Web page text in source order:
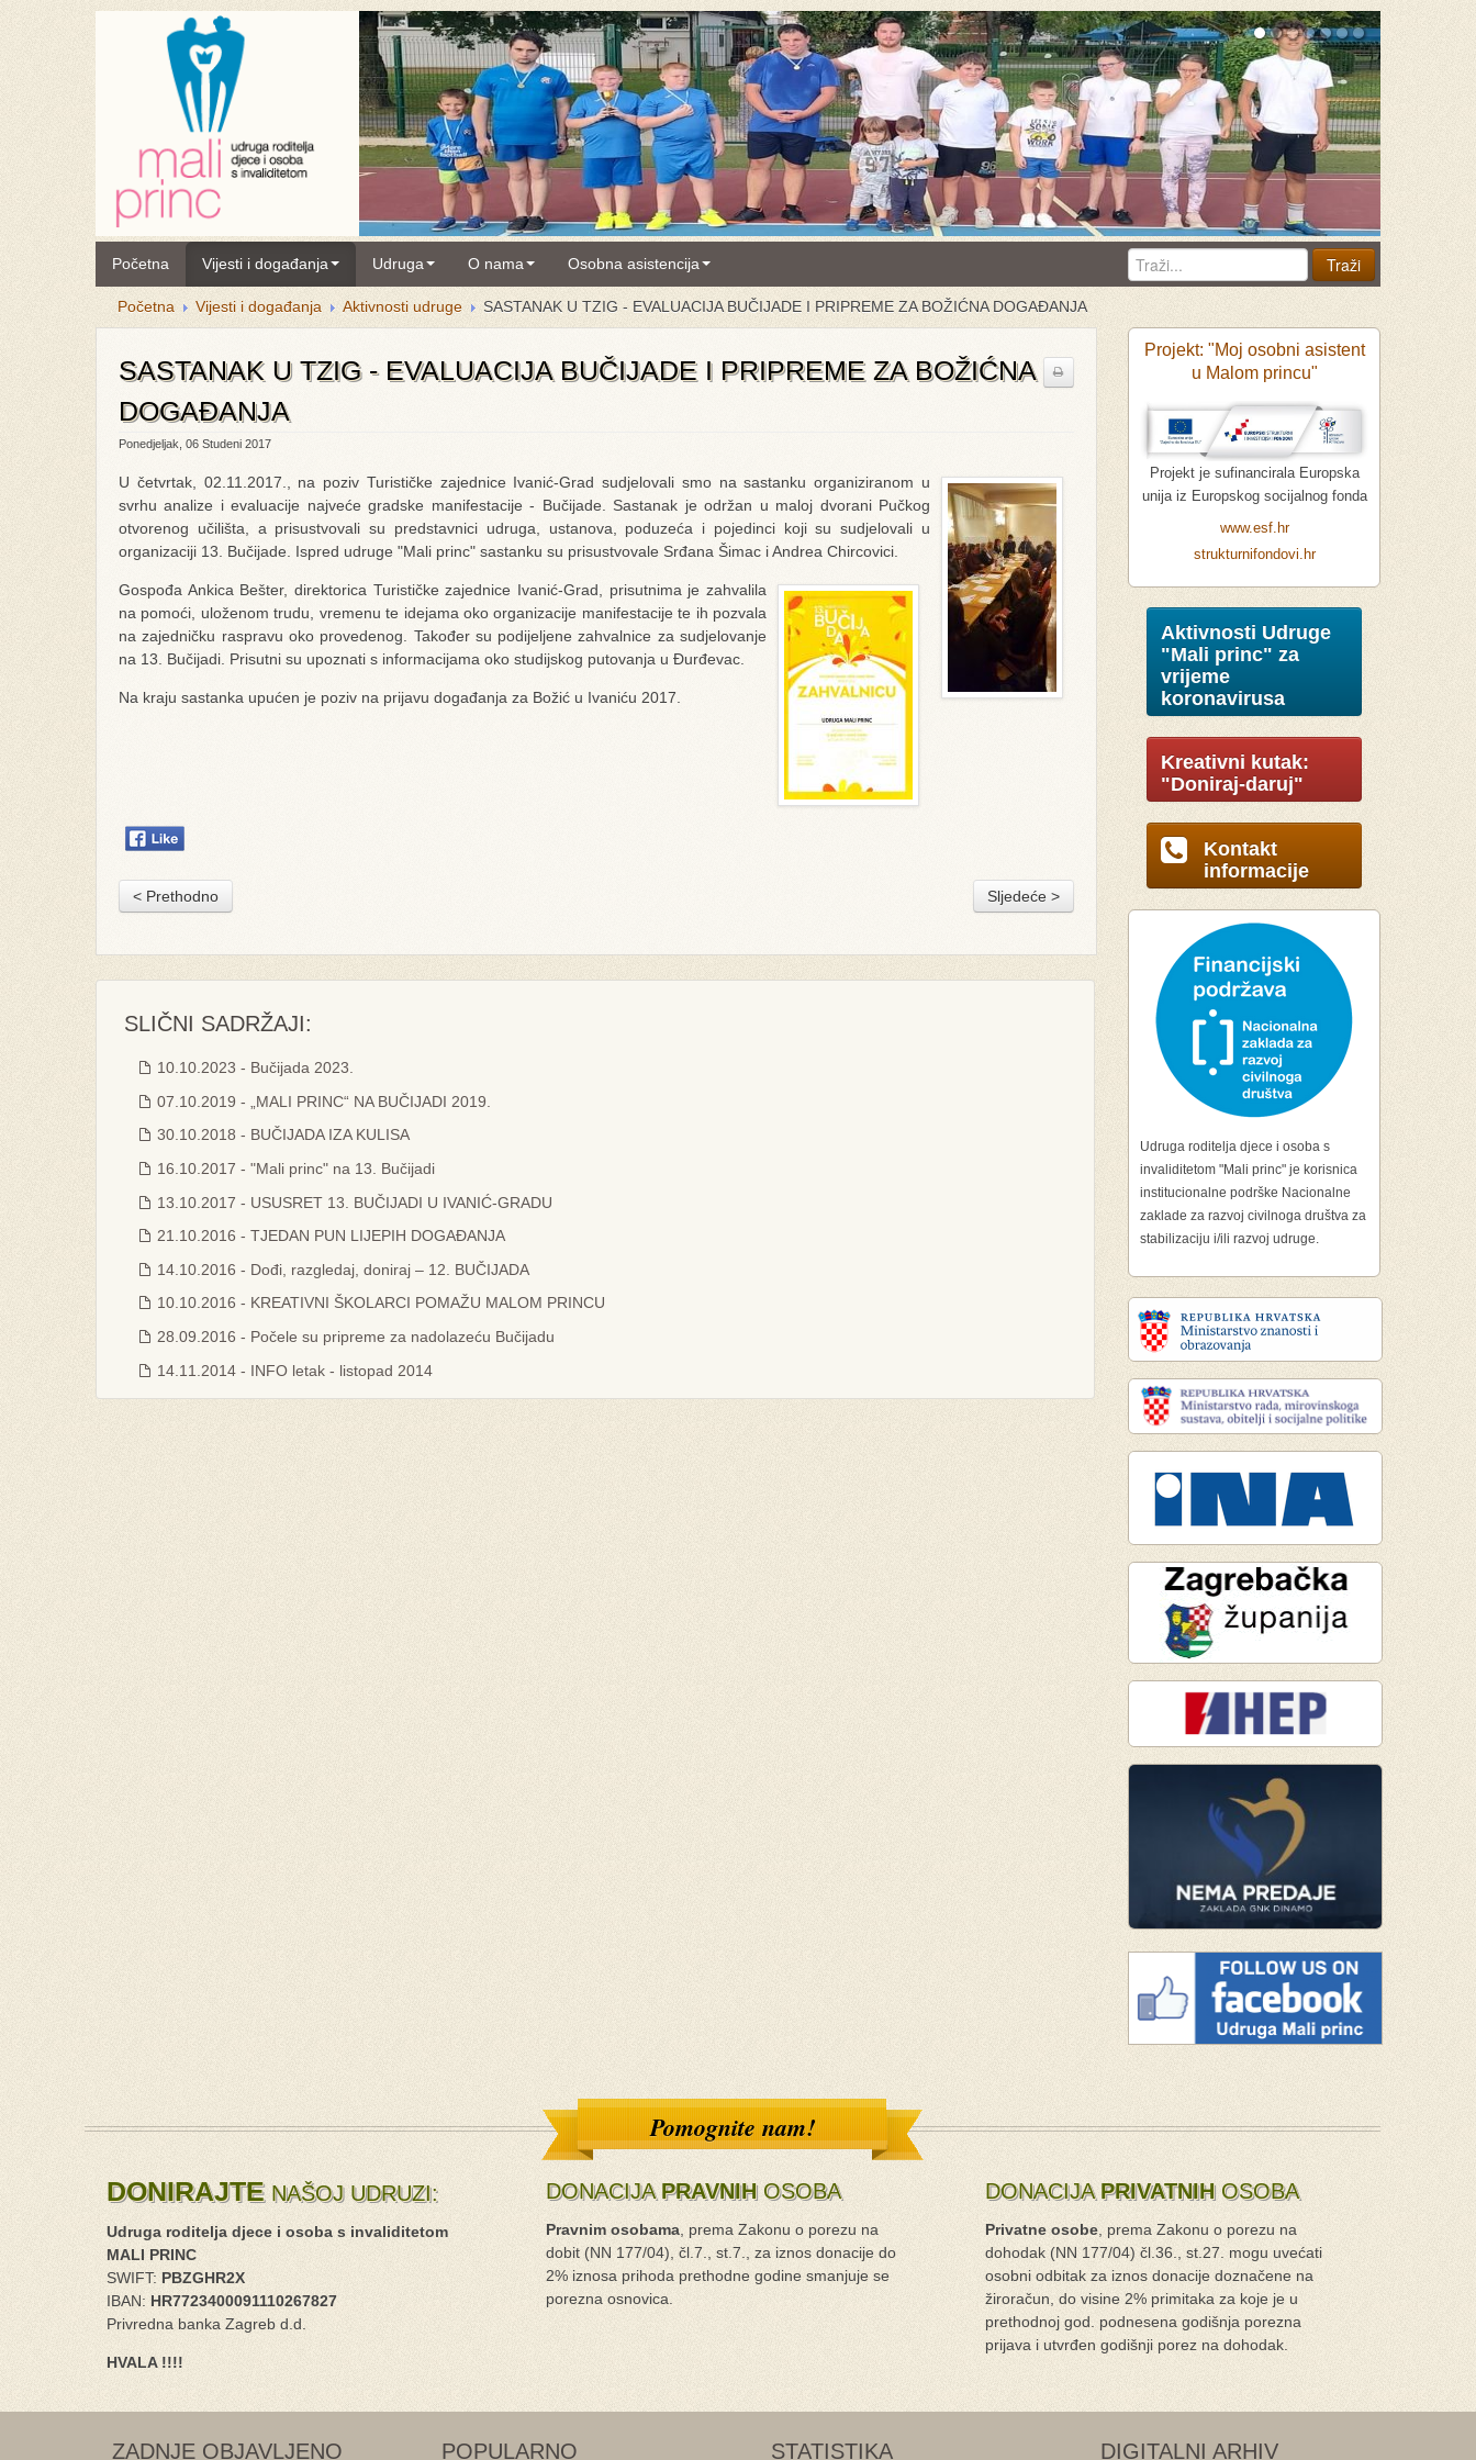
Početna Vijesti i događanja Udruga O nama Osobna asistencija
Početna Vijesti i događanja Aktivnosti udruge SASTANAK U TZIG - EVALUACIJA BUČIJADE I PRIPREME ZA BOŽIĆNA DOGAĐANJA
SASTANAK U TZIG - EVALUACIJA BUČIJADE I PRIPREME ZA BOŽIĆNA
DOGAĐANJA
Ponedjeljak, 06 Studeni 2017
U četvrtak, 02.11.2017., na poziv Turističke zajednice Ivanić-Grad sudjelovali smo na sastanku organiziranom u
svrhu analize i evaluacije najveće gradske manifestacije - Bučijade. Sastanak je održan u maloj dvorani Pučkog
otvorenog učilišta, a prisustvovali su predstavnici udruga, ustanova, poduzeća i pojedinci koji su sudjelovali u
organizaciji 13. Bučijade. Ispred udruge "Mali princ" sastanku su prisustvovale Srđana Šimac i Andrea Chircovici.
Gospođa Ankica Bešter, direktorica Turističke zajednice Ivanić-Grad, prisutnima je zahvalila
na pomoći, uloženom trudu, vremenu te idejama oko organizacije manifestacije te ih pozvala
na zajedničku raspravu oko provedenog. Također su podijeljene zahvalnice za sudjelovanje
na 13. Bučijadi. Prisutni su upoznati s informacijama oko studijskog putovanja u Đurđevac.
Na kraju sastanka upućen je poziv na prijavu događanja za Božić u Ivaniću 2017.
< Prethodno Sljedeće >
SLIČNI SADRŽAJI:
10.10.2023 - Bučijada 2023.
07.10.2019 - „MALI PRINC“ NA BUČIJADI 2019.
30.10.2018 - BUČIJADA IZA KULISA
16.10.2017 - "Mali princ" na 13. Bučijadi
13.10.2017 - USUSRET 13. BUČIJADI U IVANIĆ-GRADU
21.10.2016 - TJEDAN PUN LIJEPIH DOGAĐANJA
14.10.2016 - Dođi, razgledaj, doniraj – 12. BUČIJADA
10.10.2016 - KREATIVNI ŠKOLARCI POMAŽU MALOM PRINCU
28.09.2016 - Počele su pripreme za nadolazeću Bučijadu
14.11.2014 - INFO letak - listopad 2014
Projekt: "Moj osobni asistent
u Malom princu"
Projekt je sufinancirala Europska
unija iz Europskog socijalnog fonda
www.esf.hr
strukturnifondovi.hr
Aktivnosti Udruge
"Mali princ" za
vrijeme
koronavirusa
Kreativni kutak:
"Doniraj-daruj"
Kontakt
informacije
Udruga roditelja djece i osoba s
invaliditetom "Mali princ" je korisnica
institucionalne podrške Nacionalne
zaklade za razvoj civilnoga društva za
stabilizaciju i/ili razvoj udruge.
Pomognite nam!
DONIRAJTE NAŠOJ UDRUZI:
Udruga roditelja djece i osoba s invaliditetom
MALI PRINC
SWIFT: PBZGHR2X
IBAN: HR7723400091110267827
Privredna banka Zagreb d.d.
HVALA !!!!
DONACIJA PRAVNIH OSOBA
Pravnim osobama , prema Zakonu o porezu na
dobit (NN 177/04), čl.7., st.7., za iznos donacije do
2% iznosa prihoda prethodne godine smanjuje se
porezna osnovica.
DONACIJA PRIVATNIH OSOBA
Privatne osobe , prema Zakonu o porezu na
dohodak (NN 177/04) čl.36., st.27. mogu uvećati
osobni odbitak za iznos donacije doznačene na
žiroračun, do visine 2% primitaka za koje je u
prethodnoj god. podnesena godišnja porezna
prijava i utvrđen godišnji porez na dohodak.
ZADNJE OBJAVLJENO POPULARNO STATISTIKA DIGITALNI ARHIV